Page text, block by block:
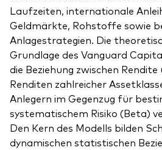
Laufzeiten, internationale
Geldmärkte, Rohstoffe sowie
Anlagestrategien. Die
Grundlage des Vanguard
die Beziehung zwischen Rendite
Renditen zahlreicher
Anlegern im Gegenzug für
systematischem Risiko (Beta)
Den Kern des Modells bilden
dynamischen statistischen